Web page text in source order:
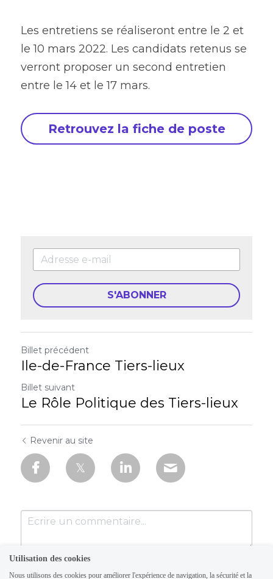
Les entretiens se réaliseront entre le 2 et
le 10 mars 2022. Les candidats retenus se
verront proposer un second entretien
entre le 14 et le 17 mars.
Retrouvez la fiche de poste
S'ABONNER
Billet précédent
Ile-de-France Tiers-lieux
Billet suivant
Le Rôle Politique des Tiers-lieux
Revenir au site
Utilisation des cookies
Nous utilisons des cookies pour améliorer l'expérience de navigation, la sécurité et la